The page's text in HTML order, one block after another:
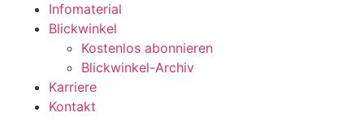
Infomaterial
Blickwinkel
Kostenlos abonnieren
Blickwinkel-Archiv
Karriere
Kontakt